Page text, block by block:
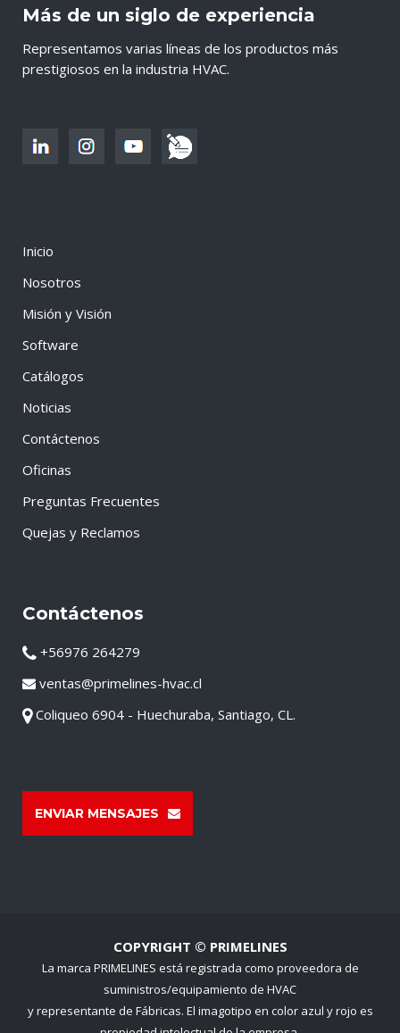
Más de un siglo de experiencia
Representamos varias líneas de los productos más
prestigiosos en la industria HVAC.
Inicio
Nosotros
Misión y Visión
Software
Catálogos
Noticias
Contáctenos
Oficinas
Preguntas Frecuentes
Quejas y Reclamos
Contáctenos
+56976 264279
ventas@primelines-hvac.cl
Coliqueo 6904 - Huechuraba, Santiago, CL.
ENVIAR MENSAJES
COPYRIGHT © PRIMELINES
La marca PRIMELINES está registrada como proveedora de
suministros/equipamiento de HVAC
y representante de Fábricas. El imagotipo en color azul y rojo es